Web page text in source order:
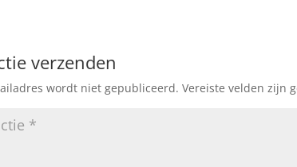
verzenden
wordt niet gepubliceerd. Vereiste velden zijn